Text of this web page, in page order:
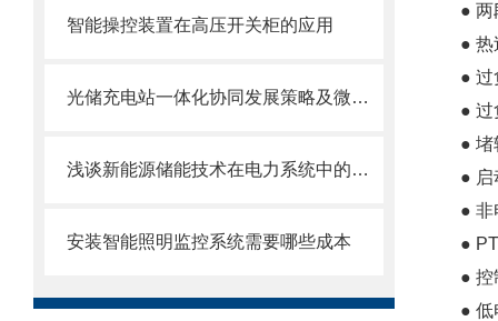
智能操控装置在高压开关柜的应用
光储充电站一体化协同发展策略及微电网能量系统设计研究
浅谈新能源储能技术在电力系统中的应用与发展
安装智能照明监控系统需要哪些成本
● 两
● 热
● 过
● 过
● 堵
● 启
● 非
●
● 控
● 低